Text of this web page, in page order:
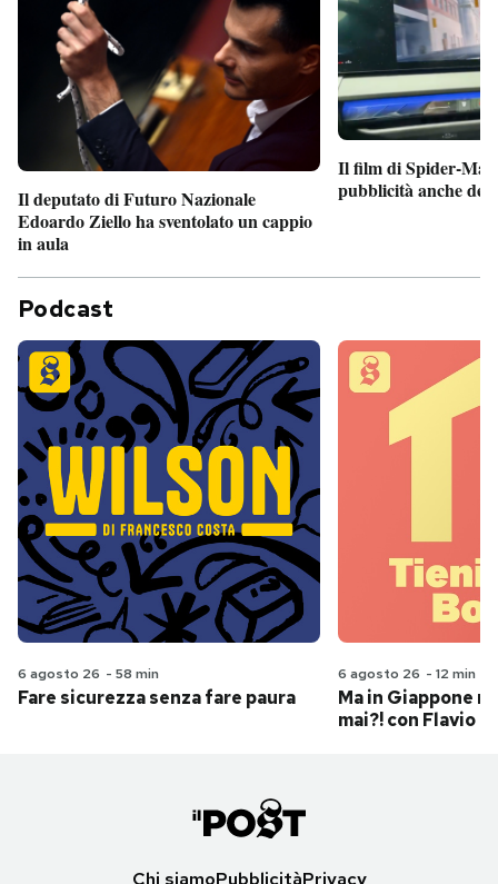
Il deputato di Futuro Nazionale
Edoardo Ziello ha sventolato un cappio
in aula
Il film di Spider-Man
pubblicità anche
Podcast
6 agosto 26 - 58 min
Fare sicurezza senza fare paura
6 agosto 26 - 12 min
Ma in Giappone
mai?! con Flavio